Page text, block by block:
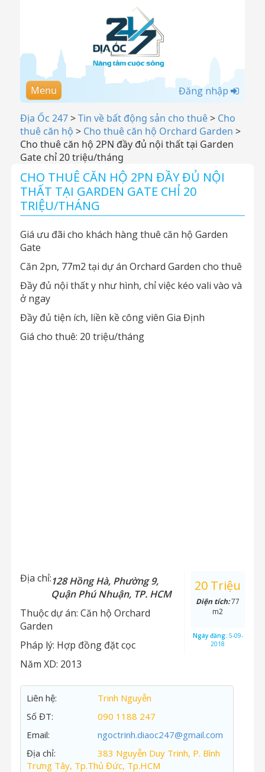
Menu Đăng nhập
Địa Ốc 247>Tin về bất động sản cho thuê> Cho
thuê căn hộ > Cho thuê căn hộ Orchard Garden >
Cho thuê căn hộ 2PN đầy đủ nội thất tại Garden
Gate chỉ 20 triệu/tháng
CHO THUÊ CĂN HỘ 2PN ĐẦY ĐỦ NỘI
THẤT TẠI GARDEN GATE CHỈ 20
TRIỆU/THÁNG
Giá ưu đãi cho khách hàng thuê căn hộ Garden
Gate
Căn 2pn, 77m2 tại dự án Orchard Garden cho thuê
Đầy đủ nội thất y như hình, chỉ việc kéo vali vào và
ở ngay
Đầy đủ tiện ích, liền kề công viên Gia Định
Giá cho thuê: 20 triệu/tháng
Địa chỉ:128 Hồng Hà, Phường 9,
Quận Phú Nhuận, TP. HCM
Thuộc dự án: Căn hộ Orchard
Garden
Pháp lý: Hợp đồng đặt cọc
Năm XD: 2013
20 Triệu
Diện tích:77
m2
Ngày đăng: 5-09-
2018
Liên hệ:
Trinh Nguyễn
Số ĐT:
090 1188 247
Email:
ngoctrinh.diaoc247@gmail.com
Địa chỉ:
383 Nguyễn Duy Trinh, P. Bình
Trưng Tây, Tp.Thủ Đức, Tp.HCM